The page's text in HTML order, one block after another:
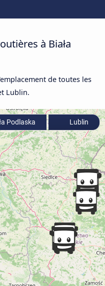
à Biała
de toutes les
Lublin.
Podlaska Lublin